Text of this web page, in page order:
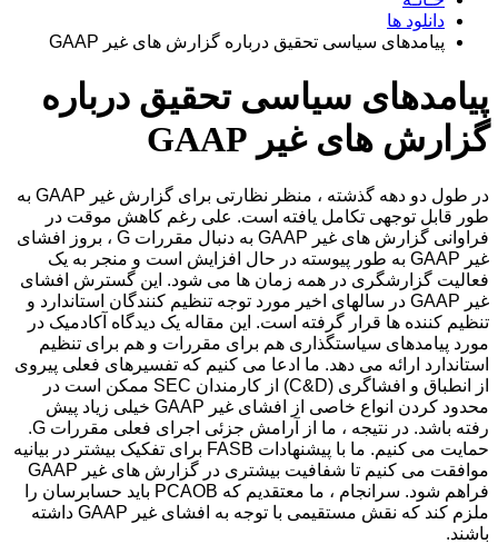
دانلود ها
پیامدهای سیاسی تحقیق درباره گزارش های غیر GAAP
پیامدهای سیاسی تحقیق درباره
گزارش های غیر GAAP
در طول دو دهه گذشته ، منظر نظارتی برای گزارش غیر GAAP به
طور قابل توجهی تکامل یافته است. علی رغم کاهش موقت در
فراوانی گزارش های غیر GAAP به دنبال مقررات G ، بروز افشای
غیر GAAP به طور پیوسته در حال افزایش است و منجر به یک
فعالیت گزارشگری در همه زمان ها می شود. این گسترش افشای
غیر GAAP در سالهای اخیر مورد توجه تنظیم کنندگان استاندارد و
تنظیم کننده ها قرار گرفته است. این مقاله یک دیدگاه آکادمیک در
مورد پیامدهای سیاستگذاری هم برای مقررات و هم برای تنظیم
استاندارد ارائه می دهد. ما ادعا می کنیم که تفسیرهای فعلی پیروی
از انطباق و افشاگری (C&D) از کارمندان SEC ممکن است در
محدود کردن انواع خاصی از افشای غیر GAAP خیلی زیاد پیش
رفته باشد. در نتیجه ، ما از آرامش جزئی اجرای فعلی مقررات G.
حمایت می کنیم. ما با پیشنهادات FASB برای تفکیک بیشتر در بیانیه
موافقت می کنیم تا شفافیت بیشتری در گزارش های غیر GAAP
فراهم شود. سرانجام ، ما معتقدیم که PCAOB باید حسابرسان را
ملزم کند که نقش مستقیمی با توجه به افشای غیر GAAP داشته
باشند.